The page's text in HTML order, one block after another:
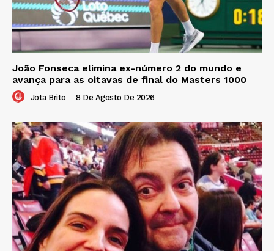
João Fonseca elimina ex-número 2 do mundo e
avança para as oitavas de final do Masters 1000
Jota Brito - 8 De Agosto De 2026